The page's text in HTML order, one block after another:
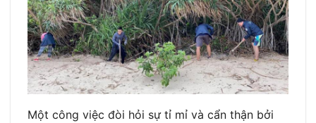
Một công việc đòi hỏi sự tỉ mỉ và cẩn thận bởi